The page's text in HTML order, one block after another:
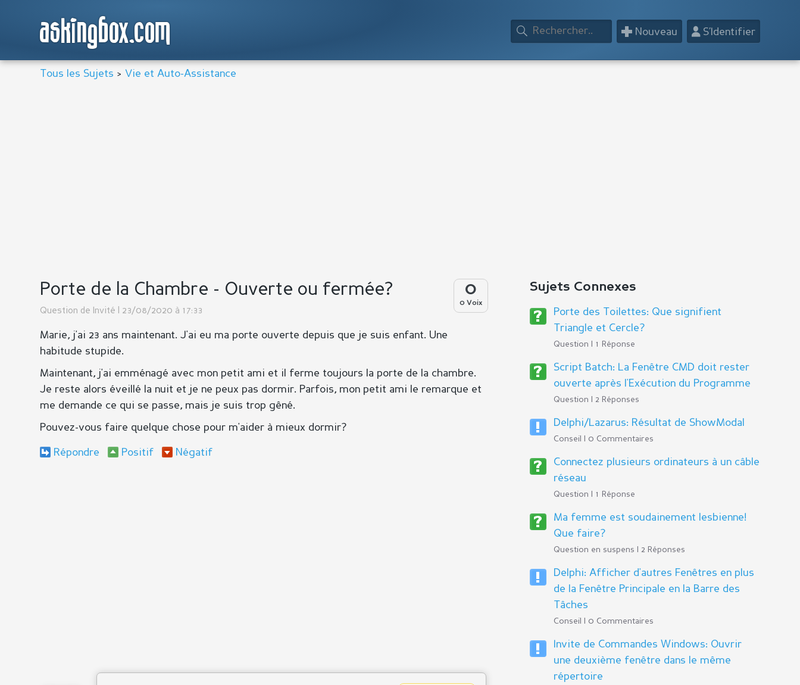
askingbox.com 👤S’Identifier
+ Nouveau
Tous les Sujets > Vie et Auto-Assistance
0
0 Voix
Porte de la Chambre - Ouverte ou fermée?
Question de Invité | 23/08/2020 à 17:33
Marie, j'ai 23 ans maintenant. J'ai eu ma porte ouverte depuis que je suis enfant. Une
habitude stupide.
Maintenant, j'ai emménagé avec mon petit ami et il ferme toujours la porte de la chambre.
Je reste alors éveillé la nuit et je ne peux pas dormir. Parfois, mon petit ami le remarque et
me demande ce qui se passe, mais je suis trop gêné.
Pouvez-vous faire quelque chose pour m'aider à mieux dormir?
Répondre Positif Négatif
Sujets Connexes
Porte des Toilettes: Que signifient
Triangle et Cercle?
Question | 1 Réponse
Script Batch: La Fenêtre CMD doit rester
ouverte après l'Exécution du Programme
Question | 2 Réponses
Delphi/Lazarus: Résultat de ShowModal
Conseil | 0 Commentaires
Connectez plusieurs ordinateurs à un câble
réseau
Question | 1 Réponse
Ma femme est soudainement lesbienne!
Que faire?
Question en suspens | 2 Réponses
Delphi: Afficher d'autres Fenêtres en plus
de la Fenêtre Principale en la Barre des
Tâches
Conseil | 0 Commentaires
Invite de Commandes Windows: Ouvrir
une deuxième fenêtre dans le même
répertoire